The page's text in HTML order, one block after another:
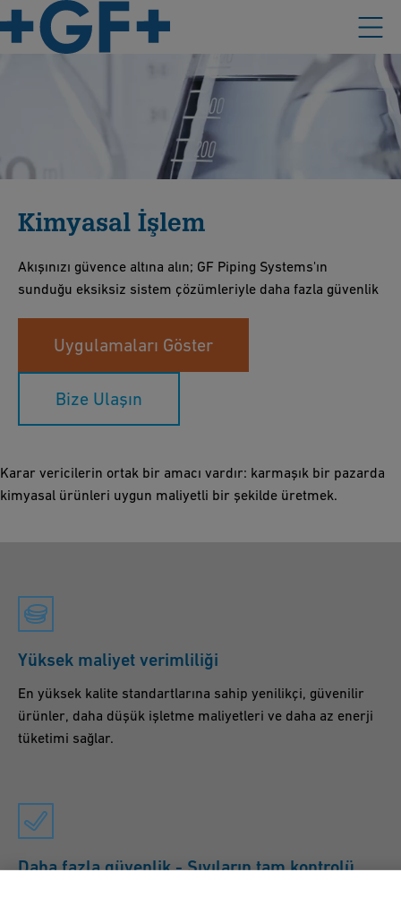
Kimyasal İşlem
Akışınızı güvence altına alın; GF Piping Systems'ın
sunduğu eksiksiz sistem çözümleriyle daha fazla güvenlik
Uygulamaları Göster
Bize Ulaşın
Karar vericilerin ortak bir amacı vardır: karmaşık bir pazarda
kimyasal ürünleri uygun maliyetli bir şekilde üretmek.
Yüksek maliyet verimliliği
En yüksek kalite standartlarına sahip yenilikçi, güvenilir
ürünler, daha düşük işletme maliyetleri ve daha az enerji
tüketimi sağlar.
Daha fazla güvenlik - Sıvıların tam kontrolü